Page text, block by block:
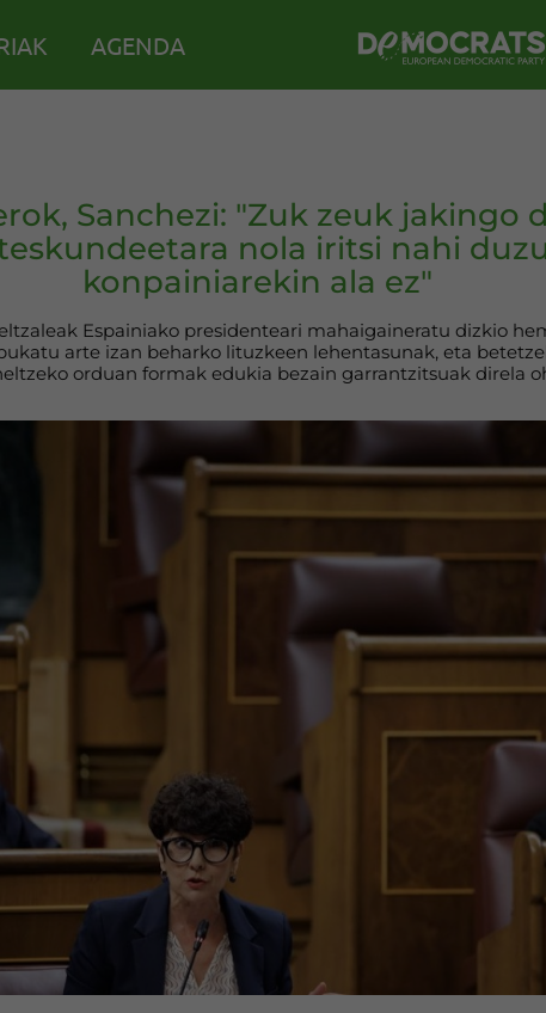
AGENDA
Sanchezi: "Zuk zeuk jakingo
nola iritsi nahi
konpainiarekin ala ez"
Espainiako presidenteari mahaigaineratu dizkio
arte izan beharko lituzkeen lehentasunak, eta
orduan formak edukia bezain garrantzitsuak direla